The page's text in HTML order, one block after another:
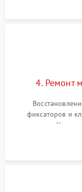
4. Ремонт
фиксаторов и
поправок.
поврежденных